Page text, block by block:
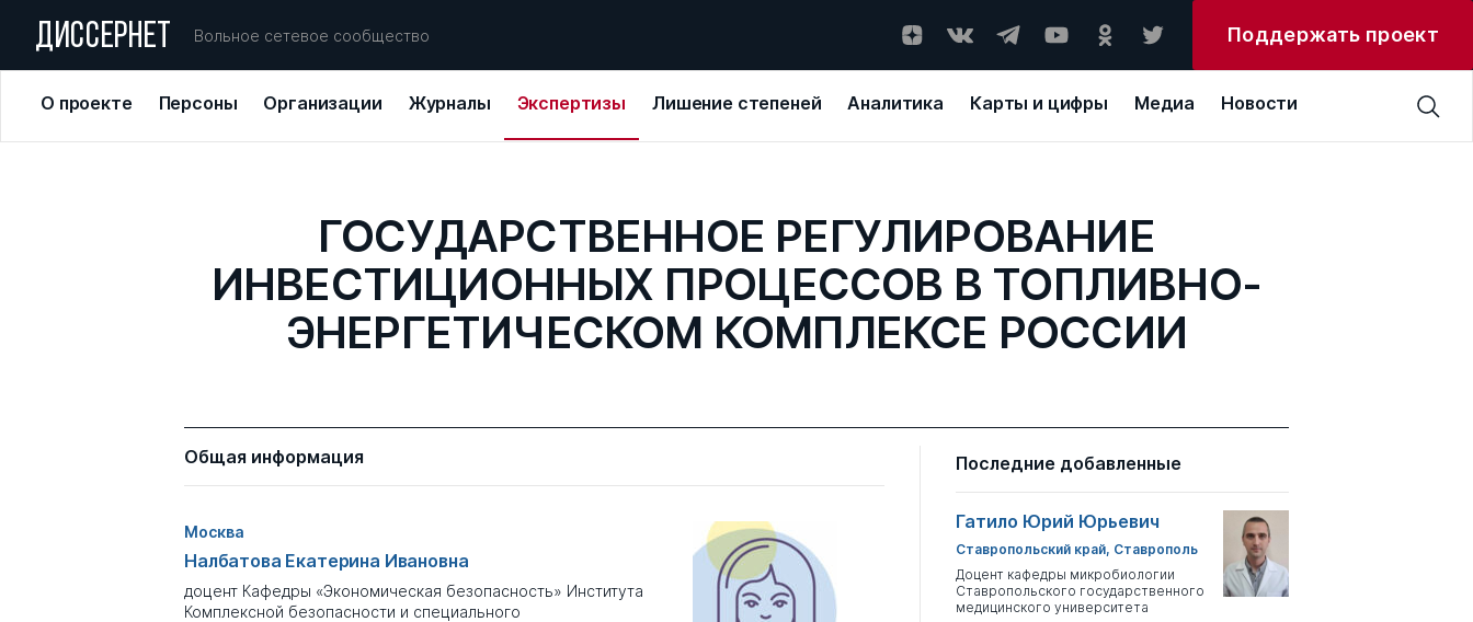
ДИССЕРНЕТ Вольное сетевое сообщество Поддержать проект
О проекте Персоны Организации Журналы Экспертизы Лишение степеней Аналитика Карты и цифры Медиа Новости
ГОСУДАРСТВЕННОЕ РЕГУЛИРОВАНИЕ
ИНВЕСТИЦИОННЫХ ПРОЦЕССОВ В ТОПЛИВНО-
ЭНЕРГЕТИЧЕСКОМ КОМПЛЕКСЕ РОССИИ
Общая информация
Москва
Налбатова Екатерина Ивановна
доцент Кафедры «Экономическая безопасность» Института
Комплексной безопасности и специального
Последние добавленные
Гатило Юрий Юрьевич
Ставропольский край, Ставрополь
Доцент кафедры микробиологии
Ставропольского государственного
медицинского университета